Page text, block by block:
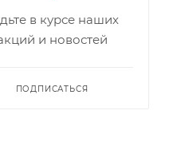
в курсе наших
и новостей
ПОДПИСАТЬСЯ